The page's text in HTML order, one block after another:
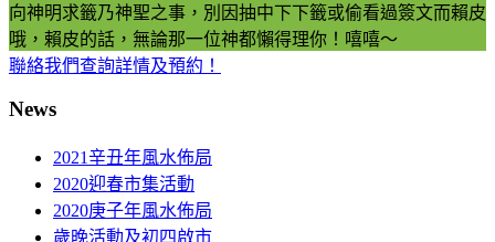
向神明求籤乃神聖之事，別因抽中下下籤或偷看過簽文而賴皮
哦，賴皮的話，無論那一位神都懶得理你！嘻嘻～
聯絡我們查詢詳情及預約！
News
2021辛丑年風水佈局
2020迎春市集活動
2020庚子年風水佈局
歲晚活動及初四啟市